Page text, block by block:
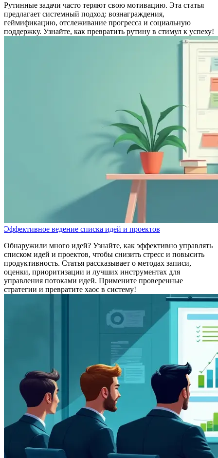
Рутинные задачи часто теряют свою мотивацию. Эта статья
предлагает системный подход: вознаграждения,
геймификацию, отслеживание прогресса и социальную
поддержку. Узнайте, как превратить рутину в стимул к успеху!
Эффективное ведение списка идей и проектов
Обнаружили много идей? Узнайте, как эффективно управлять
списком идей и проектов, чтобы снизить стресс и повысить
продуктивность. Статья рассказывает о методах записи,
оценки, приоритизации и лучших инструментах для
управления потоками идей. Примените проверенные
стратегии и превратите хаос в систему!